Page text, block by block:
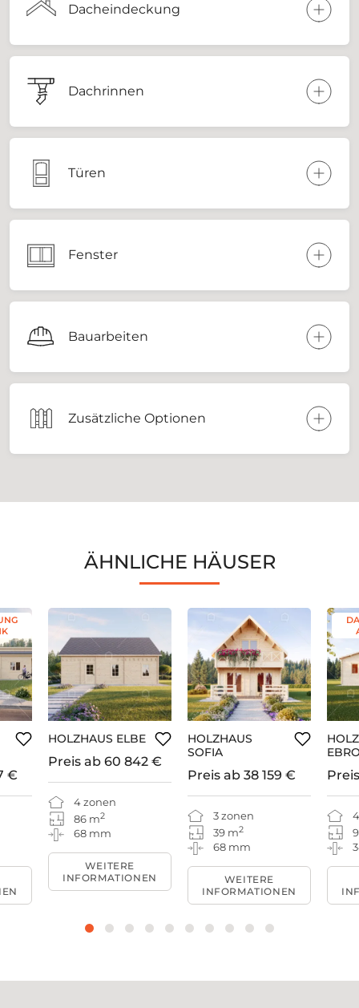
Dacheindeckung
Dachrinnen
Türen
Fenster
Bauarbeiten
Zusätzliche Optionen
ÄHNLICHE HÄUSER
€
HOLZHAUS ELBE
4 zonen
86 m2
68 mm
Preis ab 60 842 €
WEITERE
INFORMATIONEN
HOLZHAUS
SOFIA
3 zonen
39 m2
68 mm
Preis ab 38 159 €
WEITERE
INFORMATIONEN